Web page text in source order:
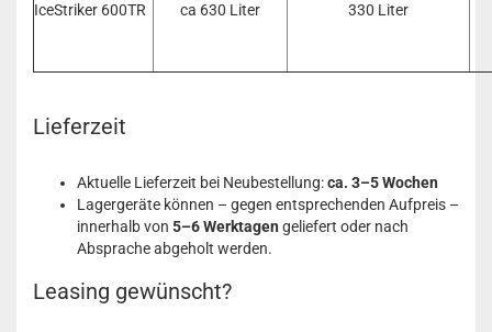
IceStriker 600TR ca 630 Liter 330 Liter
Lieferzeit
Aktuelle Lieferzeit bei Neubestellung:ca. 3–5 Wochen
Lagergeräte können – gegen entsprechenden Aufpreis –
innerhalb von 5–6 Werktagen geliefert oder nach
Absprache abgeholt werden.
Leasing gewünscht?